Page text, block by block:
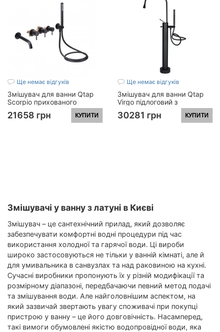
Ще немає відгуків
Змішувач для ванни Qtap
Scorpio прихованого
монтажу двохвентильний (з
душовим гарнітуром)
QTSCOR3350105GB Black
21658 грн КУПИТИ
Ще немає відгуків
Змішувач для ванни Qtap
Virgo підлоговий з
поворотним виливом (з
душовим гарнітуром)
QT1966103B Black Matt
30281 грн КУПИТИ
Змішувачі у ванну з латуні в Києві
Змішувач – це сантехнічний прилад, який дозволяє
забезпечувати комфортні водні процедури під час
використання холодної та гарячої води. Ці вироби
широко застосовуються не тільки у ванній кімнаті, але й
для умивальника в санвузлах та над раковиною на кухні.
Сучасні виробники пропонують їх у різній модифікації та
розмірному діапазоні, передбачаючи певний метод подачі
та змішування води. Але найголовнішим аспектом, на
який зазвичай звертають увагу споживачі при покупці
пристрою у ванну – це його довговічність. Насамперед,
такі вимоги обумовлені якістю водопровідної води, яка